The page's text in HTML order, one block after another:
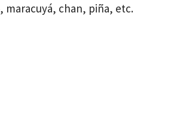
maracuyá, chan, piña, etc.